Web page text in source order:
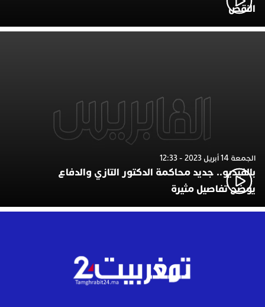
النقض
الجمعة 14 أبريل 2023 - 12:33
بالفيديو.. جديد محاكمة الدكتور التازي والدفاع
يوضح تفاصيل مثيرة